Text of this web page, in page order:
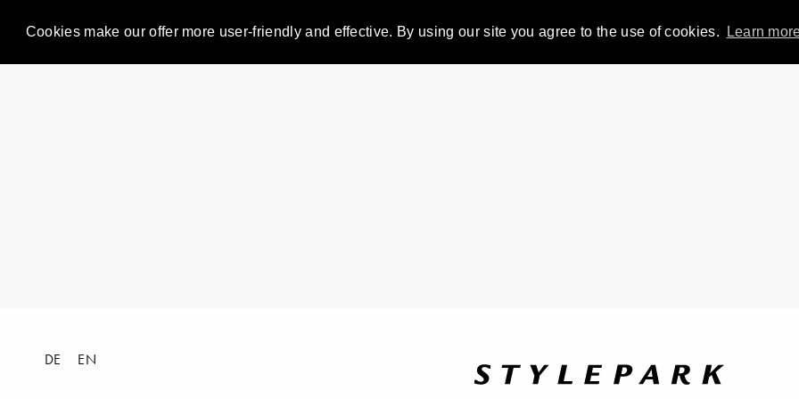
Cookies make our offer more user-friendly and effective. By using our site you agree to the use of cookies. Learn
DE EN